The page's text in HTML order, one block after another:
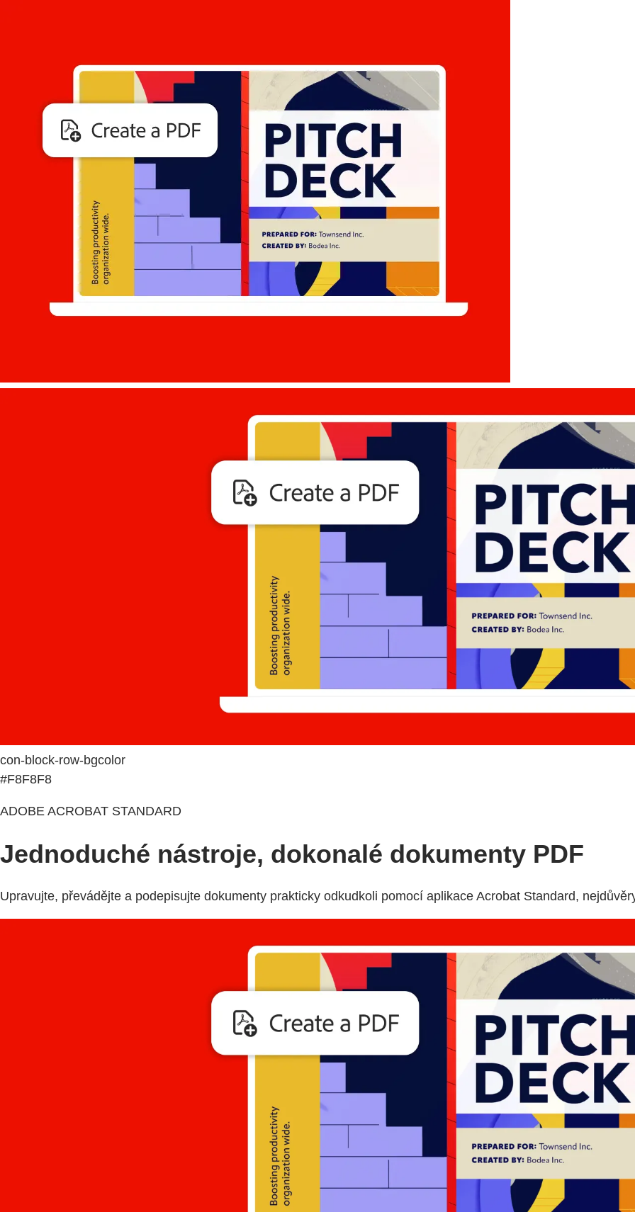
con-block-row-bgcolor
#F8F8F8
ADOBE ACROBAT STANDARD
Jednoduché nástroje, dokonalé dokumenty PDF
Upravujte, převádějte a podepisujte dokumenty prakticky odkudkoli pomocí aplikace Acrobat Standard,